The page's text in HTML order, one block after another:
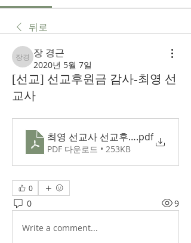
뒤로
장 경근
장 경근
2020년 5월 7일
[선교] 선교후원금 감사-최영 선
교사
최영 선교사 선교후원금감사글
.pdf
PDF 다운로드 • 253KB
0
0 9
Write a comment...